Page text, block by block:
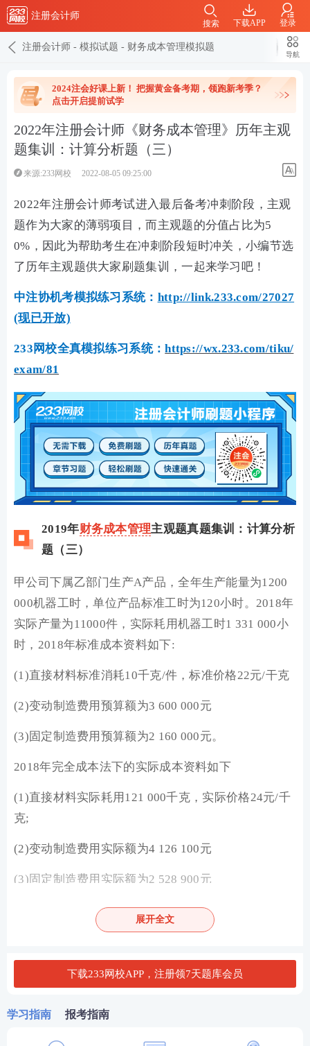
注册会计师
下载APP 登录
搜索
注册会计师 - 模拟试题 - 财务成本管理模拟题
导航
2024注会好课上新！ 把握黄金备考期，领跑新考季？
点击开启提前试学
2022年注册会计师《财务成本管理》历年主观
题集训：计算分析题（三）
来源:233网校 2022-08-05 09:25:00
2022年注册会计师考试进入最后备考冲刺阶段，主观
题作为大家的薄弱项目，而主观题的分值占比为5
0%，因此为帮助考生在冲刺阶段短时冲关，小编节选
了历年主观题供大家刷题集训，一起来学习吧！
中注协机考模拟练习系统： http://link.233.com/27027
(现已开放)
233网校全真模拟练习系统：https://wx.233.com/tiku/
exam/81
2019年财务成本管理主观题真题集训：计算分析
题（三）
甲公司下属乙部门生产A产品，全年生产能量为1200
000机器工时，单位产品标准工时为120小时。2018年
实际产量为11000件，实际耗用机器工时1 331 000小
时，2018年标准成本资料如下:
(1)直接材料标准消耗10千克/件，标准价格22元/干克
(2)变动制造费用预算额为3 600 000元
(3)固定制造费用预算额为2 160 000元。
2018年完全成本法下的实际成本资料如下
(1)直接材料实际耗用121 000千克，实际价格24元/千
克;
(2)变动制造费用实际额为4 126 100元
(3)固定制造费用实际额为2 528 900元
该部门作为成本中心，一直采用标准成本法控制和考
核业绩，最近，新任部门经理提出，按完全成本法下
构，将销售部门和生产部门合并为事业部，采用部门
000件，每件售价1000元。经分析，40％的固定制造
展开全文
下载233网校APP，注册领7天题库会员
学习指南 报考指南